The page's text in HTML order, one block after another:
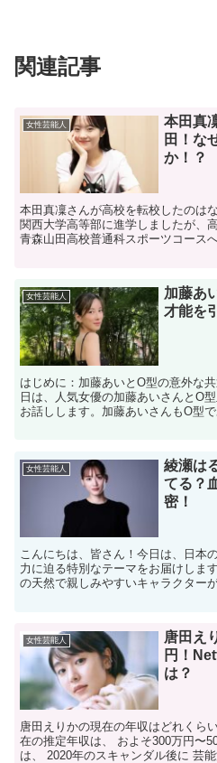
関連記事
女性芸能人
本田真
田！な
か！？
本田真凜さんが高校を転校したのは
関西大学高等部に進学しましたが、
青森山田高校普通科スポーツコース
女性芸能人
加藤あ
才能を
はじめに：加藤あいとO型の意外な
日は、人気女優の加藤あいさんとO
お話しします。加藤あいさんもO型
女性芸能人
綾瀬は
てる？
密！
こんにちは、皆さん！今日は、日本
力に迫る特別なテーマをお届けしま
の天然で親しみやすいキャラクター
女性芸能人
唐田え
円！
は？
唐田えりかの現在の年収はどれくら
在の推定年収は、 およそ300万円〜
は、 2020年のスキャンダル後に 芸